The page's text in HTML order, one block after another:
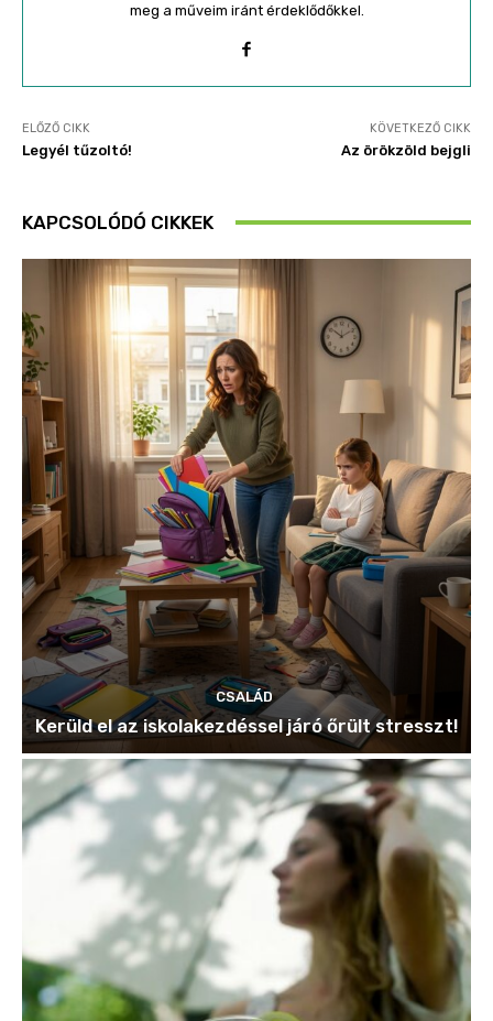
meg a műveim iránt érdeklődőkkel.
ELŐZŐ CIKK
Legyél tűzoltó!
KÖVETKEZŐ CIKK
Az örökzöld bejgli
KAPCSOLÓDÓ CIKKEK
CSALÁD
Kerüld el az iskolakezdéssel járó őrült stresszt!